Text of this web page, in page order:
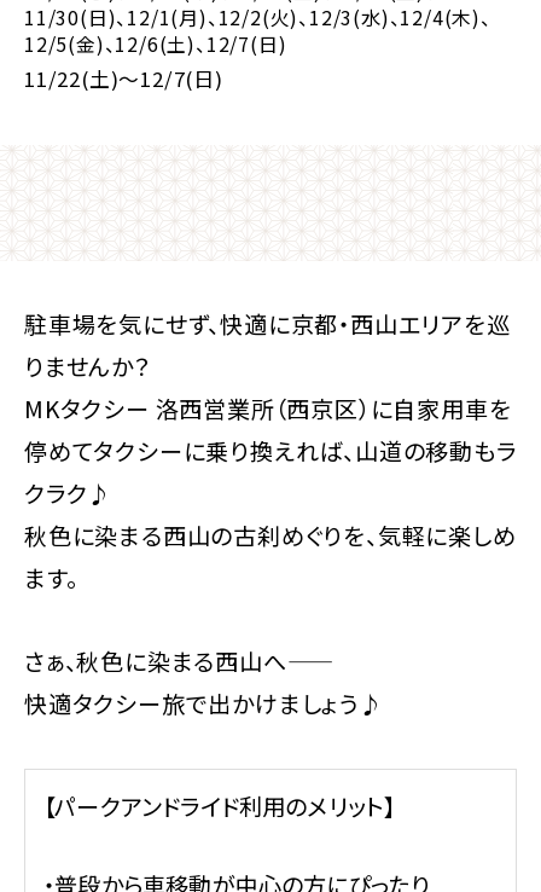
11/30(日)、12/1(月)、12/2(火)、12/3(水)、12/4(木)、
12/5(金)、12/6(土)、12/7(日)
11/22(土)～12/7(日)
駐車場を気にせず、快適に京都・西山エリアを巡
りませんか？
MKタクシー 洛西営業所（西京区）に自家用車を
停めてタクシーに乗り換えれば、山道の移動もラ
クラク♪
秋色に染まる西山の古刹めぐりを、気軽に楽しめ
ます。
さぁ、秋色に染まる西山へ——
快適タクシー旅で出かけましょう♪
【パークアンドライド利用のメリット】
・普段から車移動が中心の方にぴったり